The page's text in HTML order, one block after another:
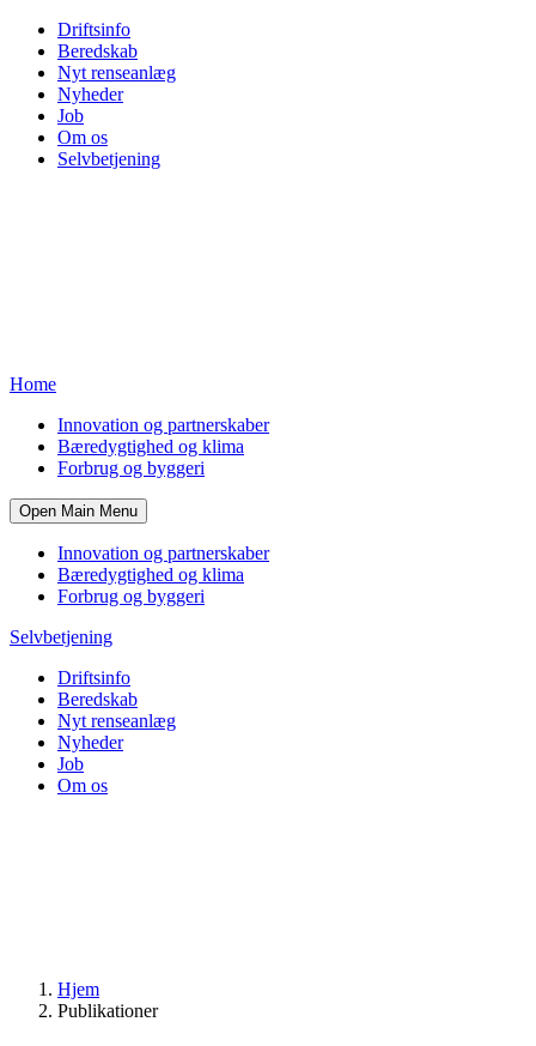
Driftsinfo
Beredskab
Nyt renseanlæg
Nyheder
Job
Om os
Selvbetjening
Home
Innovation og partnerskaber
Bæredygtighed og klima
Forbrug og byggeri
Open Main Menu
Innovation og partnerskaber
Bæredygtighed og klima
Forbrug og byggeri
Selvbetjening
Driftsinfo
Beredskab
Nyt renseanlæg
Nyheder
Job
Om os
Hjem
Publikationer